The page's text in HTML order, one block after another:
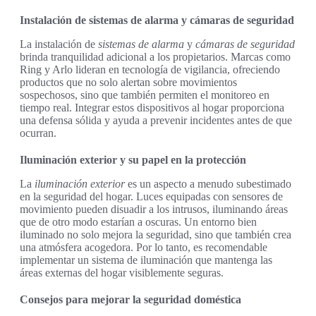
Instalación de sistemas de alarma y cámaras de seguridad
La instalación de sistemas de alarma y cámaras de seguridad
brinda tranquilidad adicional a los propietarios. Marcas como
Ring y Arlo lideran en tecnología de vigilancia, ofreciendo
productos que no solo alertan sobre movimientos
sospechosos, sino que también permiten el monitoreo en
tiempo real. Integrar estos dispositivos al hogar proporciona
una defensa sólida y ayuda a prevenir incidentes antes de que
ocurran.
Iluminación exterior y su papel en la protección
La iluminación exteriores un aspecto a menudo subestimado
en la seguridad del hogar. Luces equipadas con sensores de
movimiento pueden disuadir a los intrusos, iluminando áreas
que de otro modo estarían a oscuras. Un entorno bien
iluminado no solo mejora la seguridad, sino que también crea
una atmósfera acogedora. Por lo tanto, es recomendable
implementar un sistema de iluminación que mantenga las
áreas externas del hogar visiblemente seguras.
Consejos para mejorar la seguridad doméstica